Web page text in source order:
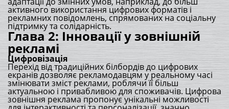
активного використання цифрових форматів і
рекламних повідомлень, спрямованих на соціальну
підтримку та солідарність.
Глава 2: Інновації у зовнішній
рекламі
Цифровізація
Перехід від традиційних білбордів до цифрових
екранів дозволяє рекламодавцям у реальному часі
змінювати зміст реклами, роблячи її більш
актуальною і привабливою для споживачів. Цифрова
зовнішня реклама пропонує унікальні можливості